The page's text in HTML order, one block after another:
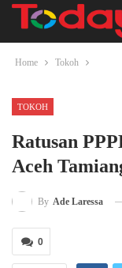
Home Tokoh
TOKOH
Ratusan
Aceh
By Ade Laressa
0